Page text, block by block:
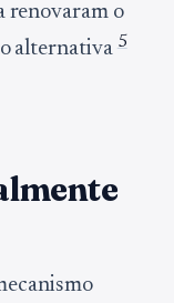
renovaram o
alternativa 5